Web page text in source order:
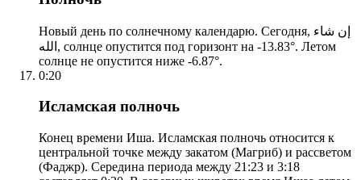
Новый день по солнечному календарю. Сегодня, إن شاء
الله, солнце опустится под горизонт на -13.83°. Летом
солнце не опустится ниже -6.87°.
0:20
Исламская полночь
Конец времени Иша. Исламская полночь относится к
центральной точке между закатом (Магриб) и рассветом
(Фаджр). Середина периода между 21:23 и 3:18